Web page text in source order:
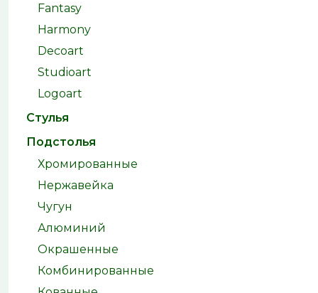
Fantasy
Harmony
Decoart
Studioart
Logoart
Стулья
Подстолья
Хромированные
Нержавейка
Чугун
Алюминий
Окрашенные
Комбинированные